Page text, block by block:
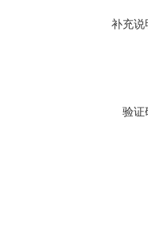
补充说
验证